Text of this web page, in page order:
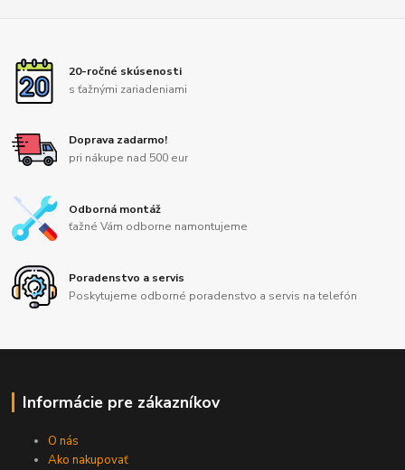
20-ročné skúsenosti
s ťažnými zariadeniami
Doprava zadarmo!
pri nákupe nad 500 eur
Odborná montáž
ťažné Vám odborne namontujeme
Poradenstvo a servis
Poskytujeme odborné poradenstvo a servis na telefón
Informácie pre zákazníkov
O nás
Ako nakupovať